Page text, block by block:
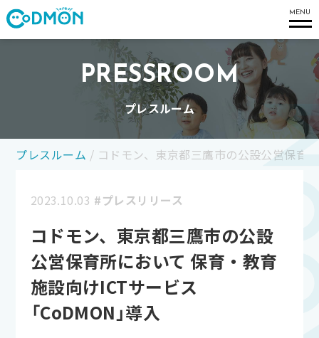
MENU
PRESSROOM
プレスルーム
プレスルーム / コドモン、東京都三鷹市の公設公営保育
2023.10.03 #プレスリリース
コドモン、東京都三鷹市の公設
公営保育所において 保育・教育
施設向けICTサービス
「CoDMON」導入